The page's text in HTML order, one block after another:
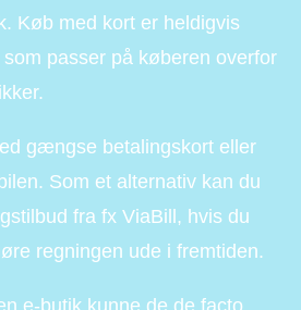
Køb med kort er heldigvis
passer på køberen overfor
gængse betalingskort eller
Som et alternativ kan du
fra fx ViaBill, hvis du
regningen ude i fremtiden.
e-butik kunne de de facto